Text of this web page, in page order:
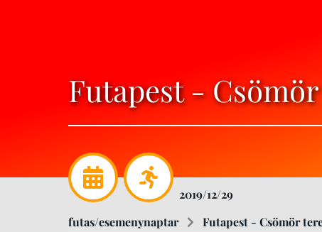
Futapest -
2019/12/29
futas/esemenynaptar
Futapest - Csömör